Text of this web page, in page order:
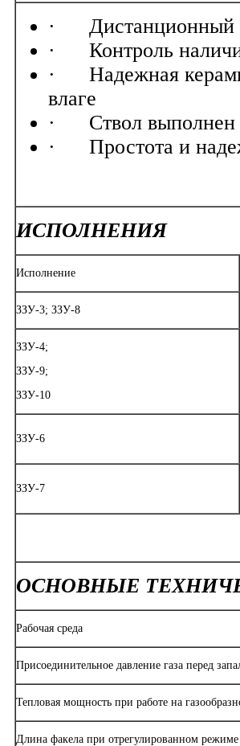
· Дистанционный
· Контроль
· Надежная
влаге
· Ствол выполнен
· Простота и
ИСПОЛНЕНИЯ
Исполнение
ЗЗУ-3; ЗЗУ-8
ЗЗУ-4;
ЗЗУ-9;
ЗЗУ-10
ЗЗУ-6
ЗЗУ-7
ОСНОВНЫЕ
Рабочая среда
Присоединительное давление газа перед
Тепловая мощность при работе на
Длина факела при отрегулированном